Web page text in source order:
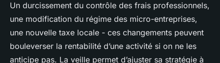
Un durcissement du contrôle des frais professionnels,
une modification du régime des micro-entreprises,
une nouvelle taxe locale - ces changements peuvent
bouleverser la rentabilité d’une activité si on ne les
anticipe pas. La veille permet d’ajuster sa stratégie à